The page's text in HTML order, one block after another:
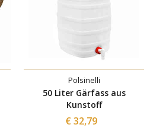
Polsinelli
50 Liter Gärfass aus
Kunstoff
€ 32,79